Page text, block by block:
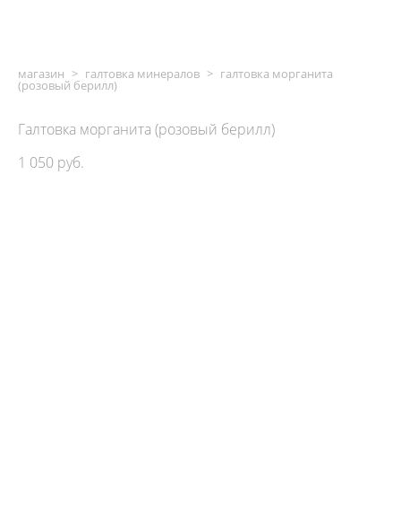
магазин > галтовка минералов > галтовка морганита
(розовый берилл)
Галтовка морганита (розовый берилл)
1 050 pуб.